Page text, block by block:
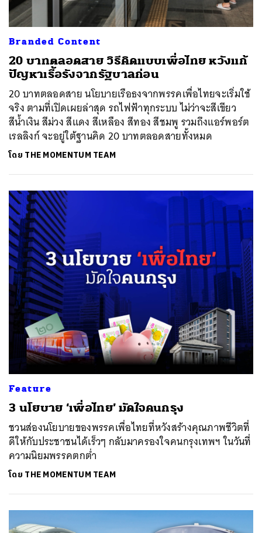
Branded Content
20 บาทตลอดสาย วิธีคิดแบบเพื่อไทย หวังแก้
ปัญหาเรื้อรังจากรัฐบาลก่อน
20 บาทตลอดสาย นโยบายเรือธงจากพรรคเพื่อไทยจะเริ่มใช้
จริง ตามที่เปิดเผยล่าสุด รถไฟฟ้าทุกระบบ ไม่ว่าจะสีเขียว
สีน้ำเงิน สีม่วง สีแดง สีเหลือง สีทอง สีชมพู​ รวมถึงแอร์พอร์ต
เรลลิงก์ จะอยู่ใต้ฐานคิด 20 บาทตลอดสายทั้งหมด
โดย THE MOMENTUM TEAM
Feature
3 นโยบาย ‘เพื่อไทย’ มัดใจคนกรุง
ชวนส่องนโยบายของพรรคเพื่อไทยที่หวังสร้างคุณภาพชีวิตที่
ดีให้กับประชาชนได้เร็วๆ กลับมาครองใจคนกรุงเทพฯ ในวันที่
ความนิยมพรรคตกต่ำ
โดย THE MOMENTUM TEAM
ค้นหา
SHARE TWEET LINE EMAIL